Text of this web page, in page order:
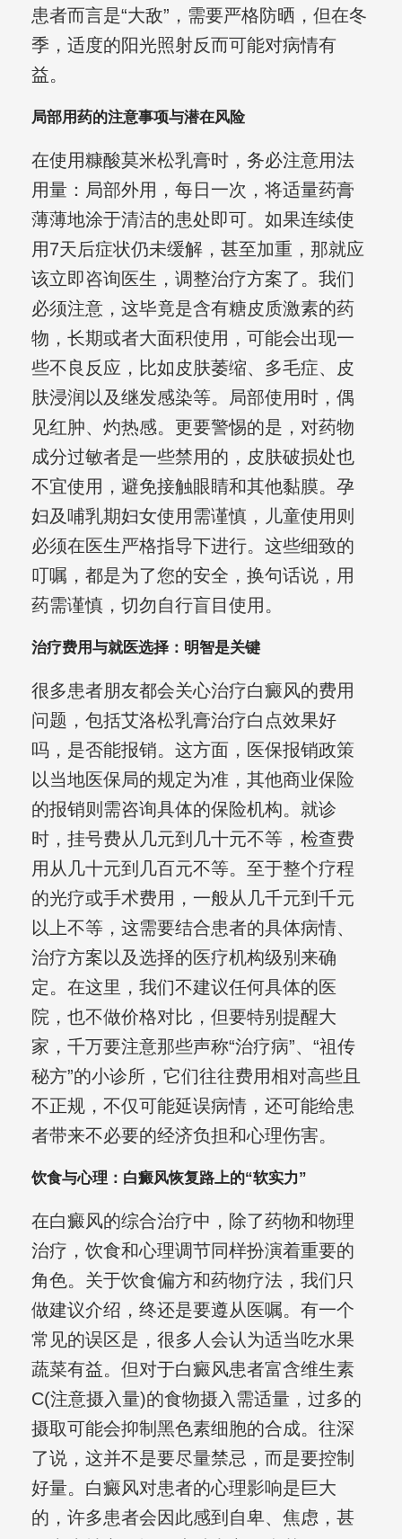
患者而言是“大敌”，需要严格防晒，但在冬
季，适度的阳光照射反而可能对病情有
益。
局部用药的注意事项与潜在风险
在使用糠酸莫米松乳膏时，务必注意用法
用量：局部外用，每日一次，将适量药膏
薄薄地涂于清洁的患处即可。如果连续使
用7天后症状仍未缓解，甚至加重，那就应
该立即咨询医生，调整治疗方案了。我们
必须注意，这毕竟是含有糖皮质激素的药
物，长期或者大面积使用，可能会出现一
些不良反应，比如皮肤萎缩、多毛症、皮
肤浸润以及继发感染等。局部使用时，偶
见红肿、灼热感。更要警惕的是，对药物
成分过敏者是一些禁用的，皮肤破损处也
不宜使用，避免接触眼睛和其他黏膜。孕
妇及哺乳期妇女使用需谨慎，儿童使用则
必须在医生严格指导下进行。这些细致的
叮嘱，都是为了您的安全，换句话说，用
药需谨慎，切勿自行盲目使用。
治疗费用与就医选择：明智是关键
很多患者朋友都会关心治疗白癜风的费用
问题，包括艾洛松乳膏治疗白点效果好
吗，是否能报销。这方面，医保报销政策
以当地医保局的规定为准，其他商业保险
的报销则需咨询具体的保险机构。就诊
时，挂号费从几元到几十元不等，检查费
用从几十元到几百元不等。至于整个疗程
的光疗或手术费用，一般从几千元到千元
以上不等，这需要结合患者的具体病情、
治疗方案以及选择的医疗机构级别来确
定。在这里，我们不建议任何具体的医
院，也不做价格对比，但要特别提醒大
家，千万要注意那些声称“治疗病”、“祖传
秘方”的小诊所，它们往往费用相对高些且
不正规，不仅可能延误病情，还可能给患
者带来不必要的经济负担和心理伤害。
饮食与心理：白癜风恢复路上的“软实力”
在白癜风的综合治疗中，除了药物和物理
治疗，饮食和心理调节同样扮演着重要的
角色。关于饮食偏方和药物疗法，我们只
做建议介绍，终还是要遵从医嘱。有一个
常见的误区是，很多人会认为适当吃水果
蔬菜有益。但对于白癜风患者富含维生素
C(注意摄入量)的食物摄入需适量，过多的
摄取可能会抑制黑色素细胞的合成。往深
了说，这并不是要尽量禁忌，而是要控制
好量。白癜风对患者的心理影响是巨大
的，许多患者会因此感到自卑、焦虑，甚